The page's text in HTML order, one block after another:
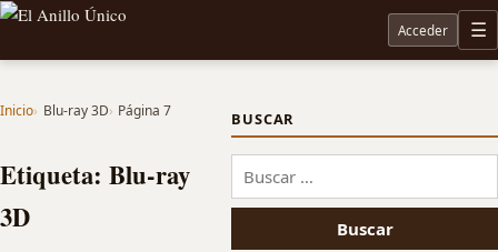
Noticias sobre Tolkien: El Señor de los Anillos, Los Anillos de Poder, La Caza de Gollum, la
Acceder
Inicio Blu-ray 3D Página 7
Etiqueta: Blu-ray
3D
BUSCAR
Buscar: